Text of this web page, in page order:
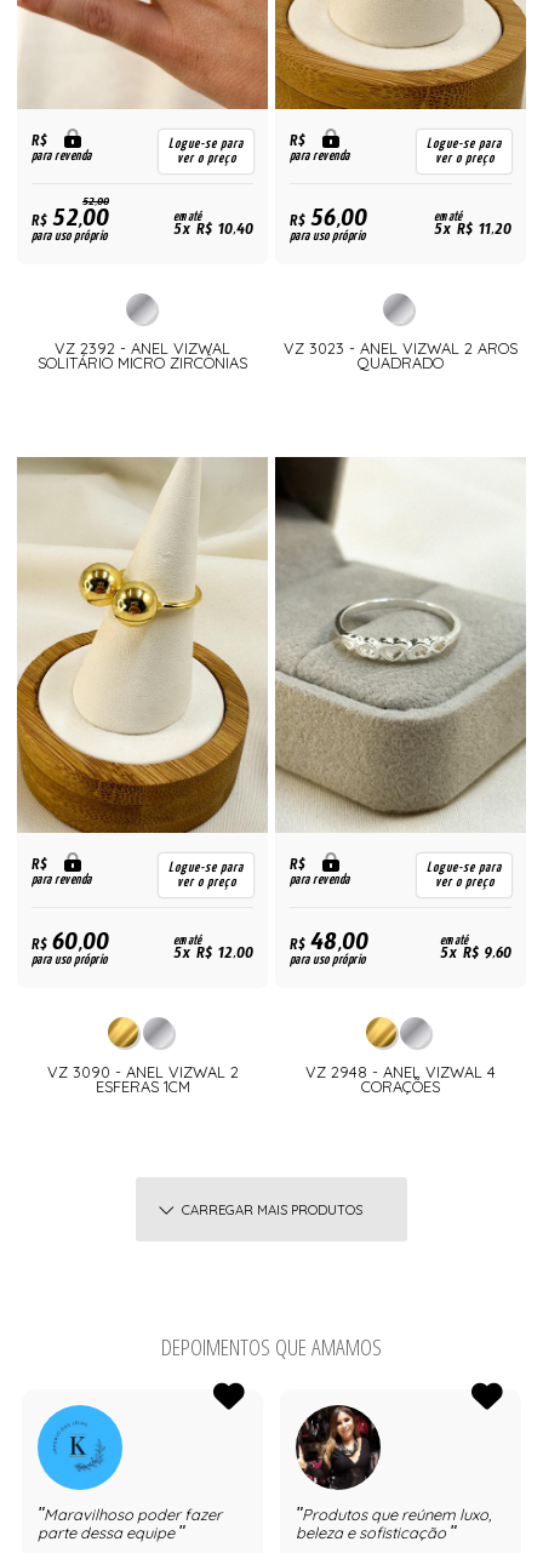
R$
para revenda
Logue-se para
ver o preço
52,00
R$52,00
para uso próprio
em até
5x R$ 10,40
VZ 2392 - ANEL VIZWAL
SOLITÁRIO MICRO ZIRCÔNIAS
R$
para revenda
Logue-se para
ver o preço
R$56,00
para uso próprio
em até
5x R$ 11,20
VZ 3023 - ANEL VIZWAL 2 AROS
QUADRADO
R$
para revenda
Logue-se para
ver o preço
R$60,00
para uso próprio
em até
5x R$ 12,00
VZ 3090 - ANEL VIZWAL 2
ESFERAS 1CM
R$
para revenda
Logue-se para
ver o preço
R$48,00
para uso próprio
em até
5x R$ 9,60
VZ 2948 - ANEL VIZWAL 4
CORAÇÕES
CARREGAR MAIS PRODUTOS
DEPOIMENTOS QUE AMAMOS
Maravilhoso poder fazer
parte dessa equipe
Produtos que reúnem luxo,
beleza e sofisticação